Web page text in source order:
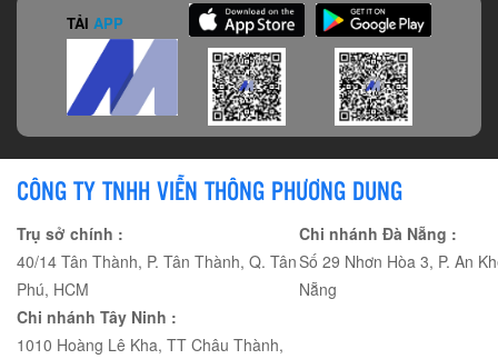
TẢI APP
CÔNG TY TNHH VIỄN THÔNG PHƯƠNG DUNG
Trụ sở chính :
40/14 Tân Thành, P. Tân Thành, Q. Tân
Phú, HCM
Chi nhánh Đà Nẵng :
Số 29 Nhơn Hòa 3, P. An
Nẵng
Chi nhánh Tây Ninh :
1010 Hoàng Lê Kha, TT Châu Thành,